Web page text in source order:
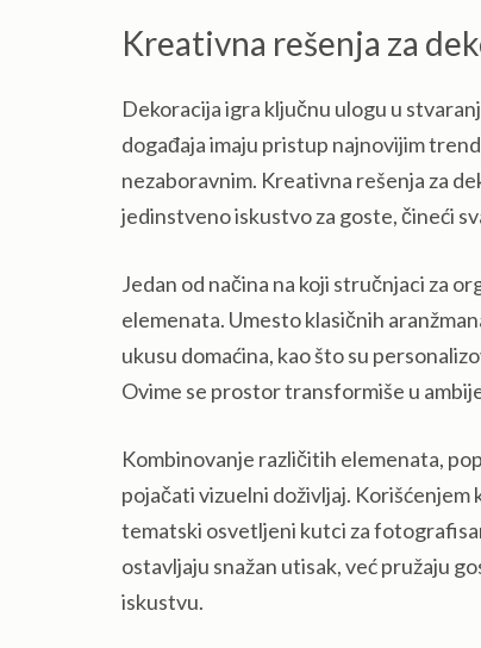
Kreativna rešenja za
Dekoracija igra ključnu ulogu u
događaja imaju pristup najnovijim
nezaboravnim. Kreativna rešenja za
jedinstveno iskustvo za goste, čineći
Jedan od načina na koji stručnjaci za
elemenata. Umesto klasičnih
ukusu domaćina, kao što su
Ovime se prostor transformiše u
Kombinovanje različitih elemenata,
pojačati vizuelni doživljaj. Korišćenjem
tematski osvetljeni kutci za
ostavljaju snažan utisak, već pružaju
iskustvu.